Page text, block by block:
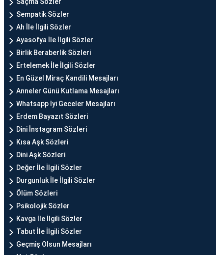
Sempatik Sözler
Ah İle İlgili Sözler
Ayasofya İle İlgili Sözler
Birlik Beraberlik Sözleri
Ertelemek İle İlgili Sözler
En Güzel Miraç Kandili Mesajları
Anneler Günü Kutlama Mesajları
Whatsapp İyi Geceler Mesajları
Erdem Bayazıt Sözleri
Dini İnstagram Sözleri
Kısa Aşk Sözleri
Dini Aşk Sözleri
Değer İle İlgili Sözler
Durgunluk İle İlgili Sözler
Ölüm Sözleri
Psikolojik Sözler
Kavga İle İlgili Sözler
Tabut İle İlgili Sözler
Geçmiş Olsun Mesajları